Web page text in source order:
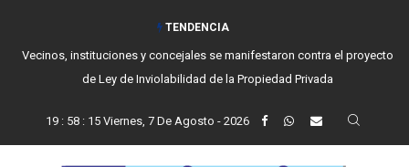
TENDENCIA
Vecinos, instituciones y concejales se manifestaron contra el proyecto
de Ley de Inviolabilidad de la Propiedad Privada
19: 58: 16 Viernes, 7 De Agosto - 2026